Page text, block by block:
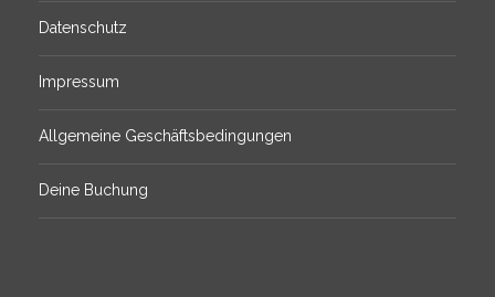
Datenschutz
Impressum
Allgemeine Geschäftsbedingungen
Deine Buchung